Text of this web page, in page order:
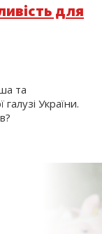
для
та
України.